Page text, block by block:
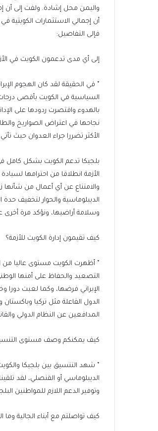
واليمن محل إشادة. ولفت إلى أن
أن إجمالي الاستثمارات الكويتية
فإلى التفاصيل:
إلى أي مدى تدعمون الكويت في
٭ في الحقيقة لقد كان الهجوم
السياسية في الكويت بأقصى
بالهدوء واقتصرت ردودها على
نجاحها في اعتراض الصواريخ
الأكثر تضررا جراء العدوان حيث
بلجيكا تدعم الكويت بشكل كامل
الأزمة انطلاقا من احترامها
والامتناع عن أي أعمال من شأنها
الديبلوماسية والحوار لتخفيف
وسلامة أراضيها، ونؤكد مرة أخرى
كيف تقيمون إدارة الكويت للأزمة؟
٭ أظهرت الكويت مستوى عاليا من
التصعيد والحفاظ على أمنها
الإيراني فرضها، وكما لعبت دورا
الدول الفاعلة مثل تركيا
المدافعين عن النظام الدولي
كيف يمكنكم وصف مستوى التنسيق
٭ شهد التنسيق بين بلجيكا
الديبلوماسي أو القنصلي، لقد
وتوفير الدعم اللازم للمواطنين
كيف تواصلتم مع أبناء الجالية وما